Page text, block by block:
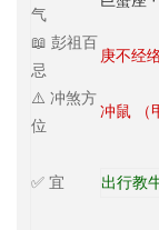
气
📖 彭祖百
忌
庚不经
⚠️ 冲煞方
位
冲鼠 （
✅ 宜 出行教